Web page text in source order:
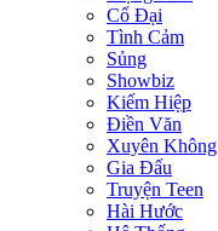
Cổ Đại
Tình Cảm
Sủng
Showbiz
Kiếm Hiệp
Điền Văn
Xuyên Không
Gia Đấu
Truyện Teen
Hài Hước